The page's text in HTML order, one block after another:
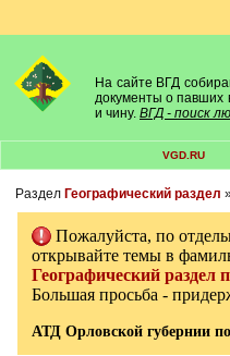
На сайте ВГД
документы о павших
и чину. ВГД - поиск
VGD.RU
Раздел Географический раздел
Пожалуйста, по
открывайте темы в
Географический раздел
Большая просьба -
АТД Орловской губернии